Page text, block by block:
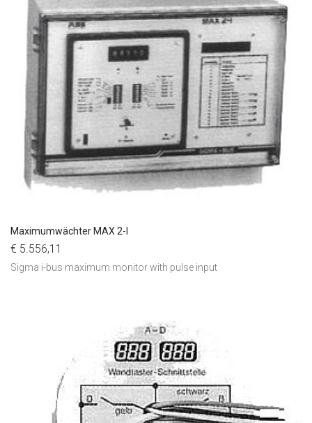
Maximumwächter MAX 2-I
€ 5.556,11
Sigma i-bus maximum monitor with pulse input